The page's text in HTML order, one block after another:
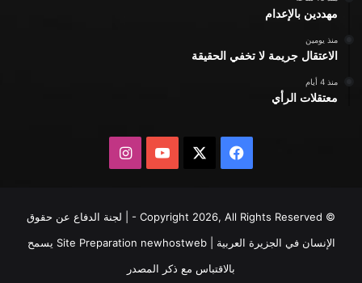
مهددين بالإعدام
منذ يومين
الاعتقال جريمة لا تخفي الحقيقة
منذ 4 أيام
معتقلات الرأي
فيسبوك يوتيوبانستقرام
© Copyright 2026, All Rights Reserved - | لجنة الدفاع عن حقوق
الإنسان في الجزيرة العربية | Site Preparationnewhostweb
يسمح
بالاقتباس مع ذكر المصدر